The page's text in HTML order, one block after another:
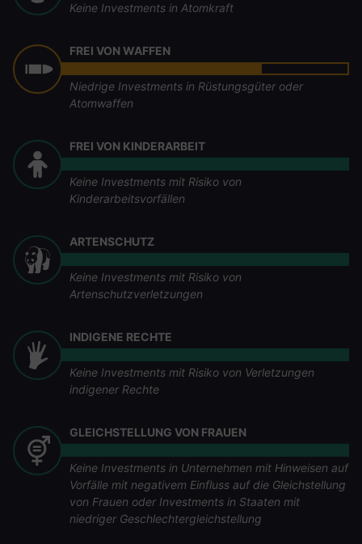
Keine Investments in Atomkraft
FREI VON WAFFEN
Niedrige Investments in Rüstungsgüter oder
Atomwaffen
FREI VON KINDERARBEIT
Keine Investments mit Risiko von
Kinderarbeitsvorfällen
ARTENSCHUTZ
Keine Investments mit Risiko von
Artenschutzverletzungen
INDIGENE RECHTE
Keine Investments mit Risiko von Verletzungen
indigener Rechte
GLEICHSTELLUNG VON FRAUEN
Keine Investments in Unternehmen mit Hinweisen auf
Vorfälle mit negativem Einfluss auf die Gleichstellung
von Frauen oder Investments in Staaten mit
niedriger Geschlechtergleichstellung